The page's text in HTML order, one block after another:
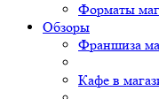
Форматы
Обзоры
Франшиза
Кафе в